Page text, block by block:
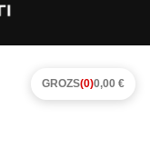
GROZS(0)0,00 €